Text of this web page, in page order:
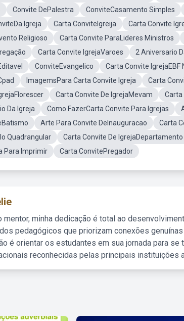
Convite DePalestra ConviteCasamento Simples
Igreja
Carta ConviteIgreija Carta Convite
Religioso
Carta Convite ParaLideres Ministros
Carta Convite IgrejaVaroes 2 Aniversario
ConviteEvangelico Carta Convite IgrejaEBF
ImagemsPara Carta Convite Igreja
Carta
Carta Convite De IgrejaMevam
Carta
Da Igreja
Como FazerCarta Convite Para Igrejas
Arte Para Convite DeInauguracao
Carta
Quadrangular
Carta Convite De IgrejaDepartamento
Para Imprimir
Carta ConvitePregador
mentor, minha dedicação é total ao
pedagógicos que priorizam conexões
é orientar os estudantes em sua jornada para
reconhecidas pelas principais instituições